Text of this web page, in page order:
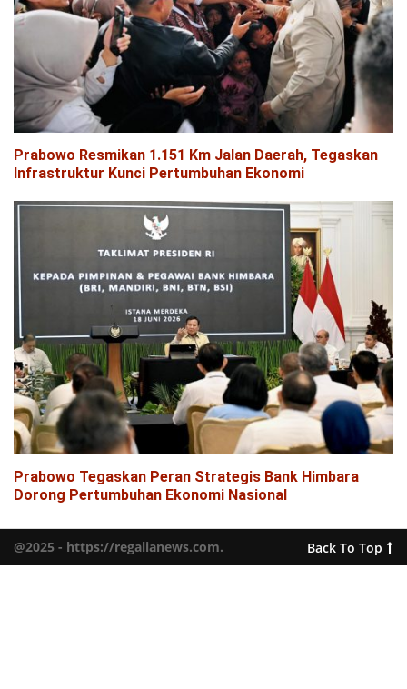
Prabowo Resmikan 1.151 Km Jalan Daerah, Tegaskan
Infrastruktur Kunci Pertumbuhan Ekonomi
Prabowo Tegaskan Peran Strategis Bank Himbara
Dorong Pertumbuhan Ekonomi Nasional
@2025 - https://regalianews.com. Back To Top